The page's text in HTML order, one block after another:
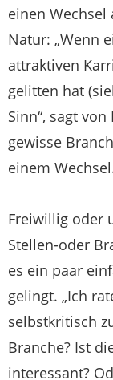
einen
Natur: „Wenn
attraktiven
gelitten hat
Sinn“, sagt
gewisse
einem
Freiwillig oder
Stellen-oder
es ein paar
gelingt. „Ich
selbstkritisch
Branche? Ist
interessant?